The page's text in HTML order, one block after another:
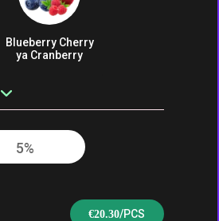
Blueberry Cherry
ya Cranberry
5%
€20.30/PCS